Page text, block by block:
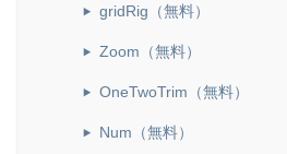
gridRig（無料）
Zoom（無料）
OneTwoTrim（無料）
Num（無料）